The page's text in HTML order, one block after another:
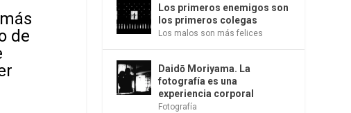
de
Los primeros enemigos son
los primeros colegas
Los malos son más felices
Daidō Moriyama. La
fotografía es una
experiencia corporal
Fotografía